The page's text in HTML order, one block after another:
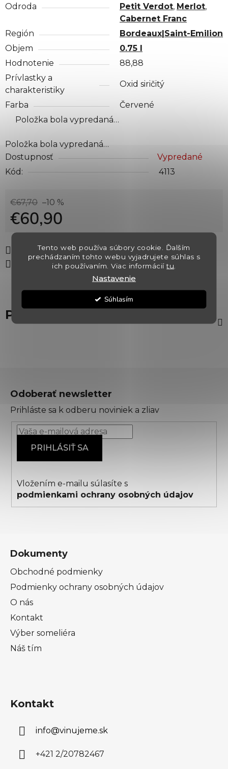
Tento web používa súbory cookie. Ďalším
prechádzaním tohto webu vyjadrujete súhlas s
ich používaním. Viac informáciítu
Nastavenie
Súhlasím
Odroda
Petit Verdot, Merlot,
Cabernet Franc
Región
Bordeaux|Saint-Emilion
Objem
0.75 l
Hodnotenie
88,88
Prívlastky a
charakteristiky
Oxid siričitý
Farba
Červené
Položka bola vypredaná…
Položka bola vypredaná…
Dostupnosť
Vypredané
Kód:
4113
€67,70 –10 %
€60,90
Jednotková cena:
Opýtať sa
Strážiť
Zdieľať
Popis
Odoberať newsletter
Prihláste sa k odberu noviniek a zliav
PRIHLÁSIŤ SA
Vložením e-mailu súlasíte s
podmienkami ochrany osobných údajov
Dokumenty
Obchodné podmienky
Podmienky ochrany osobných údajov
O nás
Kontakt
Výber someliéra
Náš tím
Kontakt
info@vinujeme.sk
+421 2/20782467